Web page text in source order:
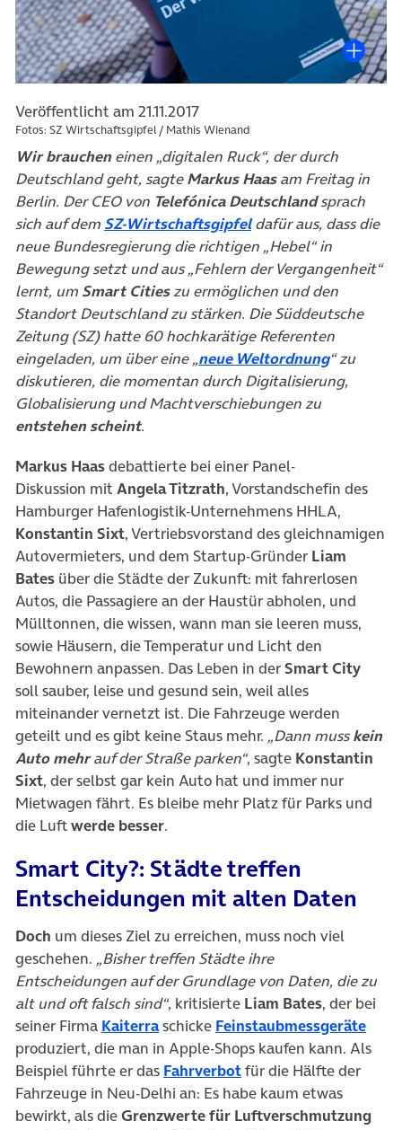
Veröffentlicht am 21.11.2017
Fotos: SZ Wirtschaftsgipfel / Mathis Wienand
Wir braucheneinen „digitalen Ruck“, der durch
Deutschland geht, sagteMarkus Haasam Freitag in
Berlin. Der CEO von Telefónica Deutschlandsprach
sich auf dem SZ-Wirtschaftsgipfel(öffnet in neuem Tab)
dafür aus, dass die
neue Bundesregierung die richtigen „Hebel“ in
Bewegung setzt und aus „Fehlern der Vergangenheit“
lernt, um Smart Citieszu ermöglichen und den
Standort Deutschland zu stärken. Die Süddeutsche
Zeitung (SZ) hatte 60 hochkarätige Referenten
eingeladen, um über eine „neue Weltordnung(öffnet in
“ zu
diskutieren, die momentan durch Digitalisierung,
Globalisierung und Machtverschiebungen zu
entstehen scheint.
Markus Haasdebattierte bei einer Panel-
Diskussion mit Angela Titzrath, Vorstandschefin des
Hamburger Hafenlogistik-Unternehmens HHLA,
Konstantin Sixt, Vertriebsvorstand des gleichnamigen
Autovermieters, und dem Startup-Gründer Liam
Bates über die Städte der Zukunft: mit fahrerlosen
Autos, die Passagiere an der Haustür abholen, und
Mülltonnen, die wissen, wann man sie leeren muss,
sowie Häusern, die Temperatur und Licht den
Bewohnern anpassen. Das Leben in derSmart City
soll sauber, leise und gesund sein, weil alles
miteinander vernetzt ist. Die Fahrzeuge werden
geteilt und es gibt keine Staus mehr. „Dann musskein
Auto mehrauf der Straße parken“, sagte Konstantin
Sixt, der selbst gar kein Auto hat und immer nur
Mietwagen fährt. Es bleibe mehr Platz für Parks und
die Luftwerde besser.
Smart City?: Städte treffen
Entscheidungen mit alten Daten
Doch um dieses Ziel zu erreichen, muss noch viel
geschehen. „Bisher treffen Städte ihre
Entscheidungen auf der Grundlage von Daten, die zu
alt und oft falsch sind“, kritisierte Liam Bates, der bei
seiner Firma Kaiterra(öffnet in neuem Tab)
schicke Feinstaubmessgeräte
produziert, die man in Apple-Shops kaufen kann. Als
Beispiel führte er das Fahrverbot(öffnet in neuem Tab)
für die Hälfte der
Fahrzeuge in Neu-Delhi an: Es habe kaum etwas
bewirkt, als dieGrenzwerte für Luftverschmutzung